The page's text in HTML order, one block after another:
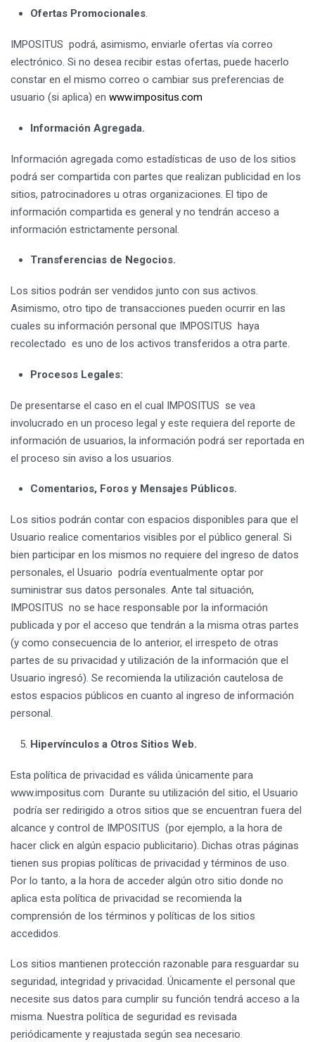
Ofertas Promocionales.
IMPOSITUS podrá, asimismo, enviarle ofertas vía correo
electrónico. Si no desea recibir estas ofertas, puede hacerlo
constar en el mismo correo o cambiar sus preferencias de
usuario (si aplica) en www.impositus.com
Información Agregada.
Información agregada como estadísticas de uso de los sitios
podrá ser compartida con partes que realizan publicidad en los
sitios, patrocinadores u otras organizaciones. El tipo de
información compartida es general y no tendrán acceso a
información estrictamente personal.
Transferencias de Negocios.
Los sitios podrán ser vendidos junto con sus activos.
Asimismo, otro tipo de transacciones pueden ocurrir en las
cuales su información personal que IMPOSITUS haya
recolectado es uno de los activos transferidos a otra parte.
Procesos Legales:
De presentarse el caso en el cual IMPOSITUS se vea
involucrado en un proceso legal y este requiera del reporte de
información de usuarios, la información podrá ser reportada en
el proceso sin aviso a los usuarios.
Comentarios, Foros y Mensajes Públicos.
Los sitios podrán contar con espacios disponibles para que el
Usuario realice comentarios visibles por el público general. Si
bien participar en los mismos no requiere del ingreso de datos
personales, el Usuario podría eventualmente optar por
suministrar sus datos personales. Ante tal situación,
IMPOSITUS no se hace responsable por la información
publicada y por el acceso que tendrán a la misma otras partes
(y como consecuencia de lo anterior, el irrespeto de otras
partes de su privacidad y utilización de la información que el
Usuario ingresó). Se recomienda la utilización cautelosa de
estos espacios públicos en cuanto al ingreso de información
personal.
Hipervínculos a Otros Sitios Web.
Esta política de privacidad es válida únicamente para
www.impositus.com Durante su utilización del sitio, el Usuario
podría ser redirigido a otros sitios que se encuentran fuera del
alcance y control de IMPOSITUS (por ejemplo, a la hora de
hacer click en algún espacio publicitario). Dichas otras páginas
tienen sus propias políticas de privacidad y términos de uso.
Por lo tanto, a la hora de acceder algún otro sitio donde no
aplica esta política de privacidad se recomienda la
comprensión de los términos y políticas de los sitios
accedidos.
Los sitios mantienen protección razonable para resguardar su
seguridad, integridad y privacidad. Únicamente el personal que
necesite sus datos para cumplir su función tendrá acceso a la
misma. Nuestra política de seguridad es revisada
periódicamente y reajustada según sea necesario.